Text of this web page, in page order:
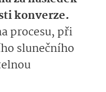
konverze.
procesu, při
slunečního